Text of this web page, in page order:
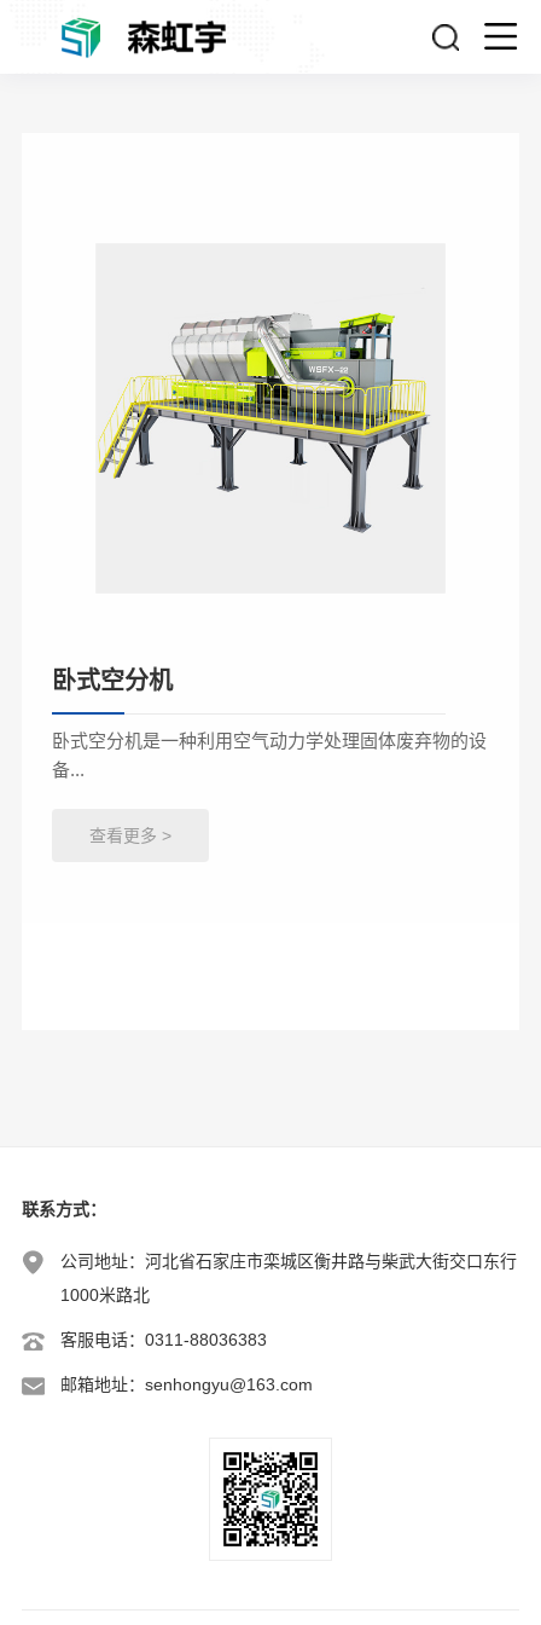
卧式空分机
卧式空分机是一种利用空气动力学处理固体废弃物的设
备...
查看更多 >
联系方式：
公司地址：河北省石家庄市栾城区衡井路与柴武大街交口东行
1000米路北
客服电话：0311-88036383
邮箱地址：senhongyu@163.com